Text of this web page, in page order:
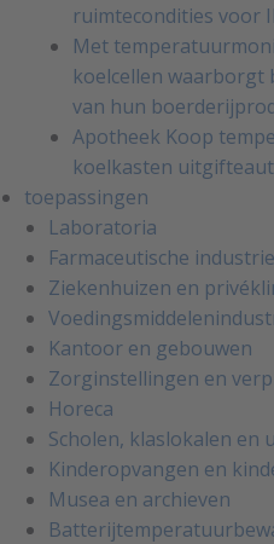
ruimtecondities voor
Met
koelcellen
van hun
Apotheek Koop
koelkasten
toepassingen
Laboratoria
Farmaceutische industrie
Ziekenhuizen en
Kantoor en gebouwen
Zorginstellingen en
Horeca
Scholen, klaslokalen en
Kinderopvangen en
Musea en archieven